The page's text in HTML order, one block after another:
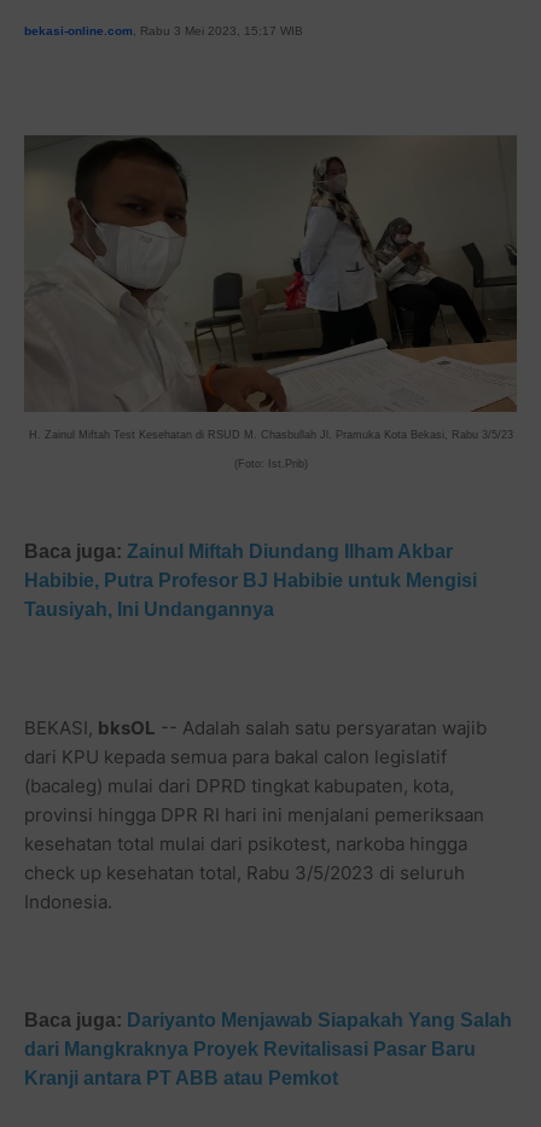
bekasi-online.com , Rabu 3 Mei 2023, 15:17 WIB
H. Zainul Miftah Test Kesehatan di RSUD M. Chasbullah Jl. Pramuka Kota Bekasi, Rabu 3/5/23
(Foto: Ist.Prib)
Baca juga: Zainul Miftah Diundang Ilham Akbar
Habibie, Putra Profesor BJ Habibie untuk Mengisi
Tausiyah, Ini Undangannya
BEKASI, bksOL -- Adalah salah satu persyaratan wajib
dari KPU kepada semua para bakal calon legislatif
(bacaleg) mulai dari DPRD tingkat kabupaten, kota,
provinsi hingga DPR RI hari ini menjalani pemeriksaan
kesehatan total mulai dari psikotest, narkoba hingga
check up kesehatan total, Rabu 3/5/2023 di seluruh
Indonesia.
Baca juga: Dariyanto Menjawab Siapakah Yang Salah
dari Mangkraknya Proyek Revitalisasi Pasar Baru
Kranji antara PT ABB atau Pemkot